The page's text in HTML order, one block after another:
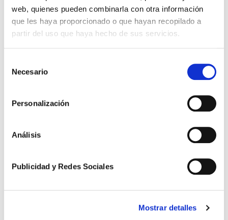
web, quienes pueden combinarla con otra información
que les haya proporcionado o que hayan recopilado a
partir del uso que haya hecho de sus servicios.
Necesario
Personalización
Análisis
Publicidad y Redes Sociales
Mostrar detalles
Novedades Jurídicas